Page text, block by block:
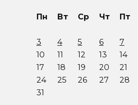
Пн Вт Ср Чт Пт
3
4 5 6 7
10
11 12 13 14
17
18 19 20 21
24
25 26 27 28
31